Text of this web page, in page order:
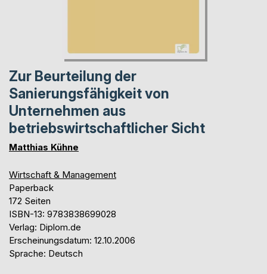
Zur Beurteilung der
Sanierungsfähigkeit von
Unternehmen aus
betriebswirtschaftlicher Sicht
Matthias Kühne
Wirtschaft & Management
Paperback
172 Seiten
ISBN-13: 9783838699028
Verlag: Diplom.de
Erscheinungsdatum: 12.10.2006
Sprache: Deutsch